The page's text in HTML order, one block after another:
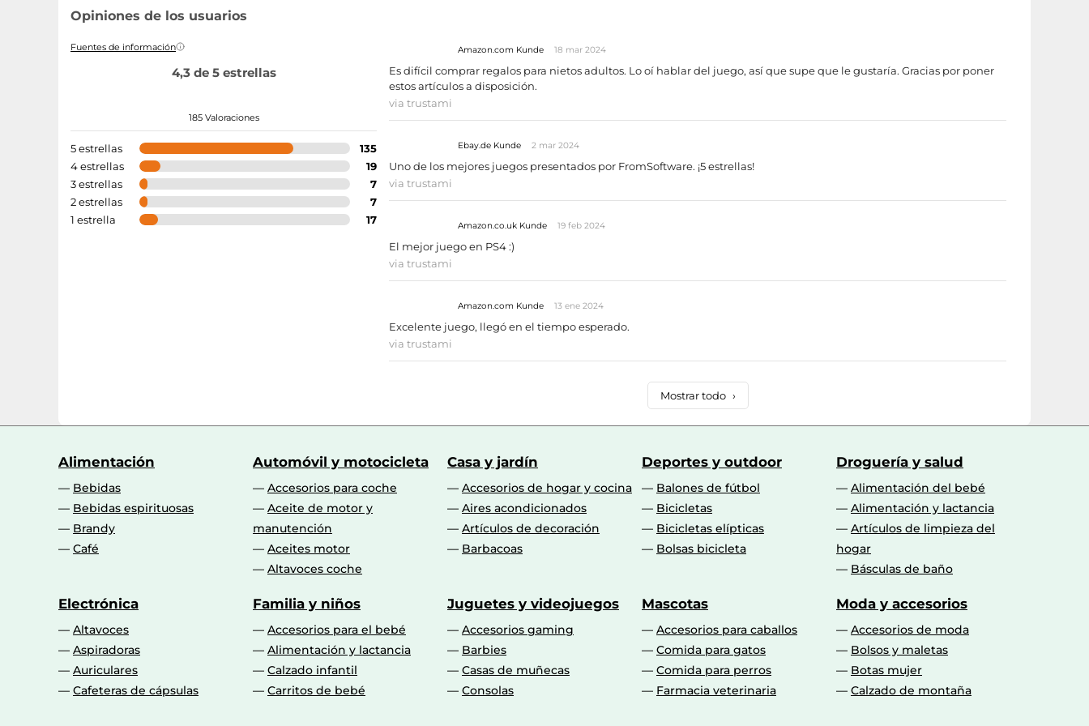
Opiniones de los usuarios
Fuentes de información
4,3 de 5 estrellas
185 Valoraciones
5 estrellas
135
4 estrellas
19
3 estrellas
7
2 estrellas
7
1 estrella
17
Amazon.com Kunde 18 mar 2024
Es difícil comprar regalos para nietos adultos. Lo oí hablar del juego, así que supe que le gustaría. Gracias por poner
estos artículos a disposición.
via trustami
Ebay.de Kunde 2 mar 2024
Uno de los mejores juegos presentados por FromSoftware. ¡5 estrellas!
via trustami
Amazon.co.uk Kunde 19 feb 2024
El mejor juego en PS4 :)
via trustami
Amazon.com Kunde 13 ene 2024
Excelente juego, llegó en el tiempo esperado.
via trustami
Mostrar todo ›
Alimentación
Bebidas
Bebidas espirituosas
Brandy
Café
Automóvil y motocicleta
Accesorios para coche
Aceite de motor y
manutención
Aceites motor
Altavoces coche
Casa y jardín
Accesorios de hogar y cocina
Aires acondicionados
Artículos de decoración
Barbacoas
Deportes y outdoor
Balones de fútbol
Bicicletas
Bicicletas elípticas
Bolsas bicicleta
Droguería y salud
Alimentación del bebé
Alimentación y lactancia
Artículos de limpieza del
hogar
Básculas de baño
Electrónica
Altavoces
Aspiradoras
Auriculares
Cafeteras de cápsulas
Familia y niños
Accesorios para el bebé
Alimentación y lactancia
Calzado infantil
Carritos de bebé
Juguetes y videojuegos
Accesorios gaming
Barbies
Casas de muñecas
Consolas
Mascotas
Accesorios para caballos
Comida para gatos
Comida para perros
Farmacia veterinaria
Moda y accesorios
Accesorios de moda
Bolsos y maletas
Botas mujer
Calzado de montaña